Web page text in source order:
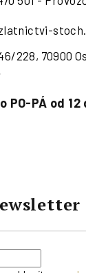
228, 70900
PO-PÁ od 12